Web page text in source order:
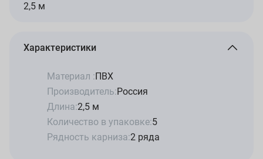
2,5 м
Характеристики
Материал :ПВХ
Производитель:Россия
Длина:2,5 м
Количество в упаковке:5
Рядность карниза:2 ряда